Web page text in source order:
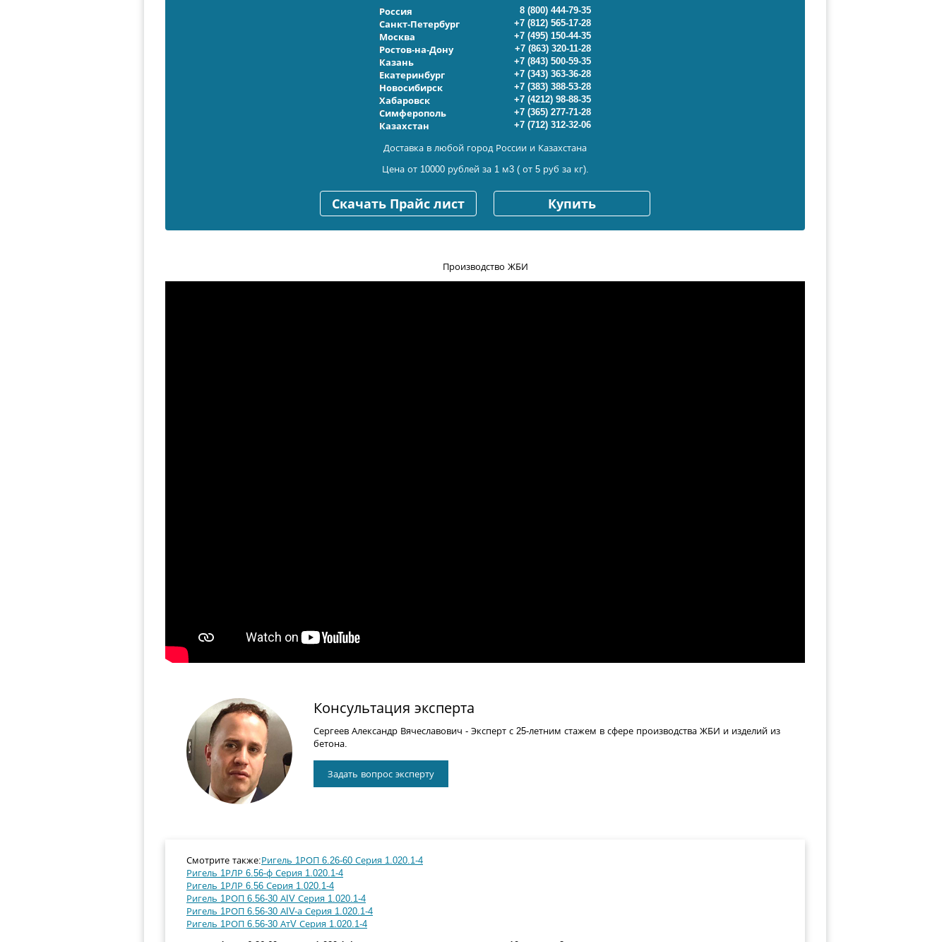
Россия
8 (800) 444-79-35
Санкт-Петербург
+7 (812) 565-17-28
Москва
+7 (495) 150-44-35
Ростов-на-Дону
+7 (863) 320-11-28
Казань
+7 (843) 500-59-35
Екатеринбург
+7 (343) 363-36-28
Новосибирск
+7 (383) 388-53-28
Хабаровск
+7 (4212) 98-88-35
Симферополь
+7 (365) 277-71-28
Казахстан
+7 (712) 312-32-06
Доставка в любой город России и Казахстана
Цена от 10000 рублей за 1 м3 ( от 5 руб за кг).
Скачать Прайс лист Купить
Производство ЖБИ
Консультация эксперта
Сергеев Александр Вячеславович - Эксперт с 25-летним стажем в сфере производства ЖБИ и изделий из
бетона.
Задать вопрос эксперту
Смотрите также:Ригель 1РОП 6.26-60 Серия 1.020.1-4
Ригель 1РЛР 6.56-ф Серия 1.020.1-4
Ригель 1РЛР 6.56 Серия 1.020.1-4
Ригель 1РОП 6.56-30 АIV Серия 1.020.1-4
Ригель 1РОП 6.56-30 АIV-а Серия 1.020.1-4
Ригель 1РОП 6.56-30 АтV Серия 1.020.1-4